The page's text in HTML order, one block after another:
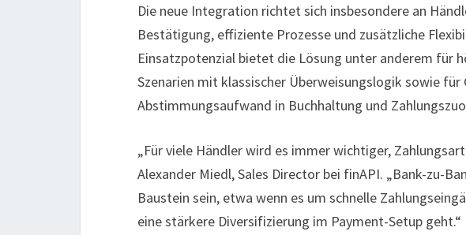
Die neue Integration richtet sich insbesondere an
Bestätigung, effiziente Prozesse und zusätzliche
Einsatzpotenzial bietet die Lösung unter anderem für
Szenarien mit klassischer Überweisungslogik sowie
Abstimmungsaufwand in Buchhaltung und
„Für viele Händler wird es immer wichtiger,
Alexander Miedl, Sales Director bei finAPI. „Bank-zu-
Baustein sein, etwa wenn es um schnelle
eine stärkere Diversifizierung im Payment-Setup geht.“